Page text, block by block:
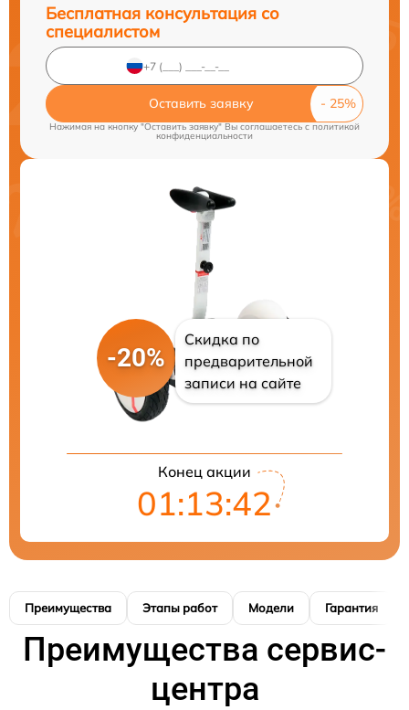
Бесплатная консультация со
специалистом
Оставить заявку
Нажимая на кнопку "Оставить заявку" Вы соглашаетесь c политикой
конфиденциальности
-20%
Скидка по
предварительной
записи на сайте
Конец акции
01:13:42
Преимущества Этапы работ Модели Гарантия
Преимущества сервис-
центра